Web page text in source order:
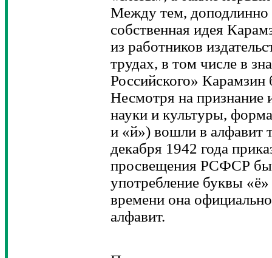
Между тем, доподлинно
собственная идея
из работников
трудах, в том числе в
Российского» Карамзин
Несмотря на признание
науки и культуры,
и «й») вошли в алфавит
декабря 1942 года
просвещения РСФСР
употребление буквы
времени она
алфавит.